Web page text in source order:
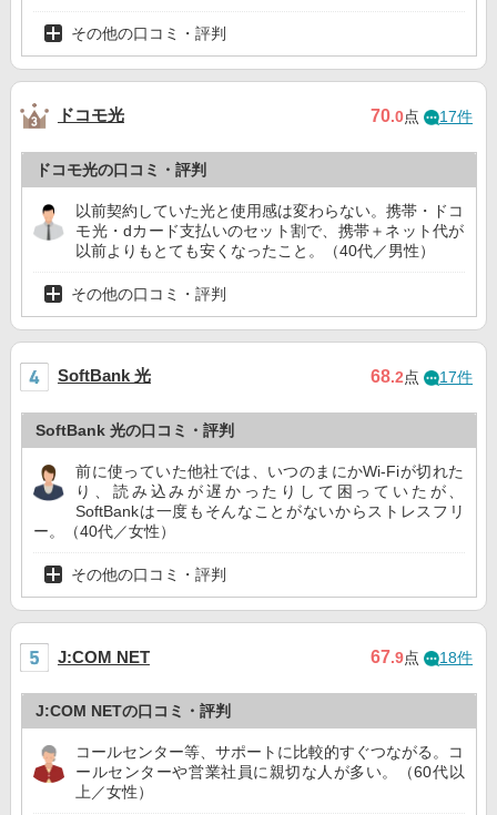
その他の口コミ・評判
ドコモ光 70.0点 17件
ドコモ光の口コミ・評判
以前契約していた光と使用感は変わらない。携帯・ドコ
モ光・dカード支払いのセット割で、携帯＋ネット代が
以前よりもとても安くなったこと。（40代／男性）
その他の口コミ・評判
SoftBank 光 68.2点 17件
SoftBank 光の口コミ・評判
前に使っていた他社では、いつのまにかWi-Fiが切れた
り、読み込みが遅かったりして困っていたが、
SoftBankは一度もそんなことがないからストレスフリ
ー。（40代／女性）
その他の口コミ・評判
J:COM NET 67.9点 18件
J:COM NETの口コミ・評判
コールセンター等、サポートに比較的すぐつながる。コ
ールセンターや営業社員に親切な人が多い。（60代以
上／女性）